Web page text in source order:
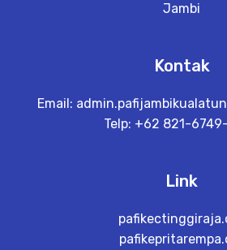
Jambi
Kontak
Email:
Telp: +62 821-
Link